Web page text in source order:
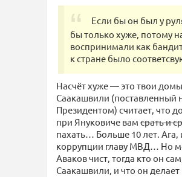
Если бы он был у
бы только хуже, потому
воспринимали как
к стране было
Насчёт хуже — это твои
Саакашвили
Президентом) считает, что
при Януковиче вам срать и
пахать… Больше 10 лет. Ага,
коррупции главу МВД… Но
Аваков чист, тогда кто он
Саакашвили, и что он делает